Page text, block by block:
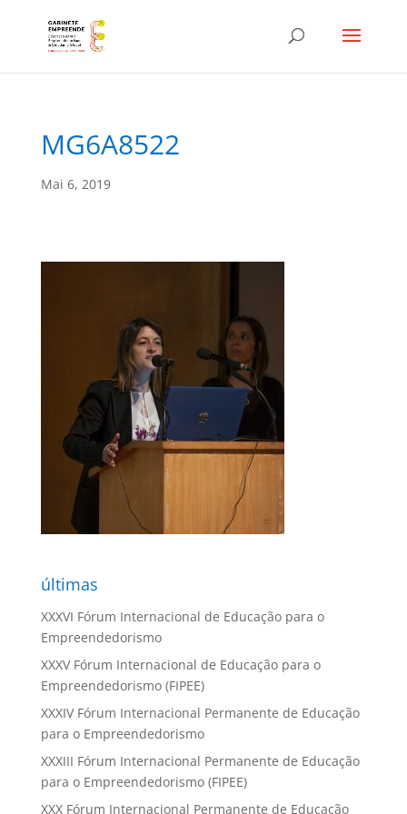
MG6A8522
Mai 6, 2019
últimas
XXXVI Fórum Internacional de Educação para o
Empreendedorismo
XXXV Fórum Internacional de Educação para o
Empreendedorismo (FIPEE)
XXXIV Fórum Internacional Permanente de Educação
para o Empreendedorismo
XXXIII Fórum Internacional Permanente de Educação
para o Empreendedorismo (FIPEE)
XXX Fórum Internacional Permanente de Educação